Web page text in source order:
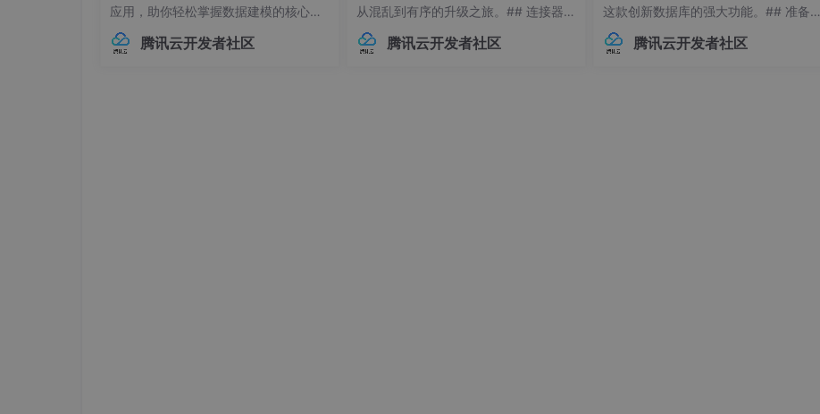
应用，助你轻松掌握数据建模的核心技
巧。## 内部对象：构建层级化数据结构
在Elasticsearch中，对象类型（Objec
腾讯云开发者社区
从混乱到有序的升级之旅。## 连接器版
本管理的常见痛点 😫在Flink应用开发
中，连接器版本管理常常让开发者头疼
腾讯云开发者社区
这款创新数据库的强大功能。## 准备工
作：环境要求与依赖项在开始搭建Neon
环境前，请确保你的系统满足以下要
腾讯云开发者社区